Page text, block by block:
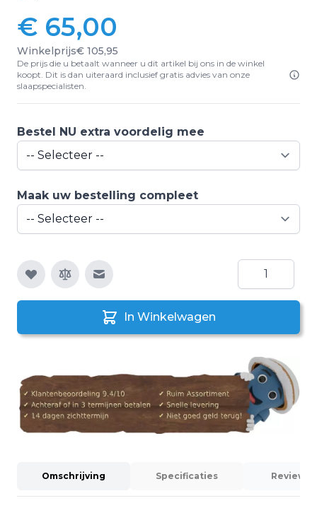
€ 65,00
Winkelprijs€ 105,95
De prijs die u betaalt wanneer u dit artikel bij ons in de winkel
koopt. Dit is dan uiteraard inclusief gratis advies van onze
slaapspecialisten.
Bestel NU extra voordelig mee
Maak uw bestelling compleet
E-mail naar een vriend
Aantal
In Winkelwagen
Omschrijving Specificaties Reviews